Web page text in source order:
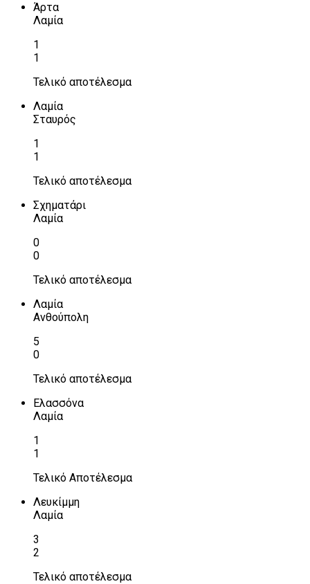
Άρτα
Λαμία
1
1
Τελικό αποτέλεσμα
Λαμία
Σταυρός
1
1
Τελικό αποτέλεσμα
Σχηματάρι
Λαμία
0
0
Τελικό αποτέλεσμα
Λαμία
Ανθούπολη
5
0
Τελικό αποτέλεσμα
Ελασσόνα
Λαμία
1
1
Τελικό Αποτέλεσμα
Λευκίμμη
Λαμία
3
2
Τελικό αποτέλεσμα